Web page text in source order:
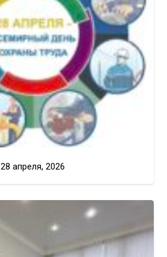
28 апреля, 2026